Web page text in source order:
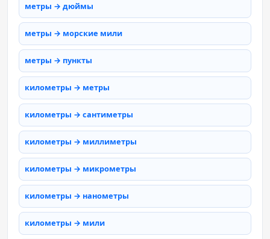
метры → дюймы
метры → морские мили
метры → пункты
километры → метры
километры → сантиметры
километры → миллиметры
километры → микрометры
километры → нанометры
километры → мили